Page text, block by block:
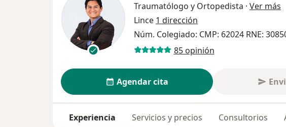
Traumatólogo y Ortopedista · Ver más
Lince 1 dirección
Núm. Colegiado: CMP: 62024 RNE:
85 opinión
Agendar cita
Experiencia Servicios y precios Consultorios